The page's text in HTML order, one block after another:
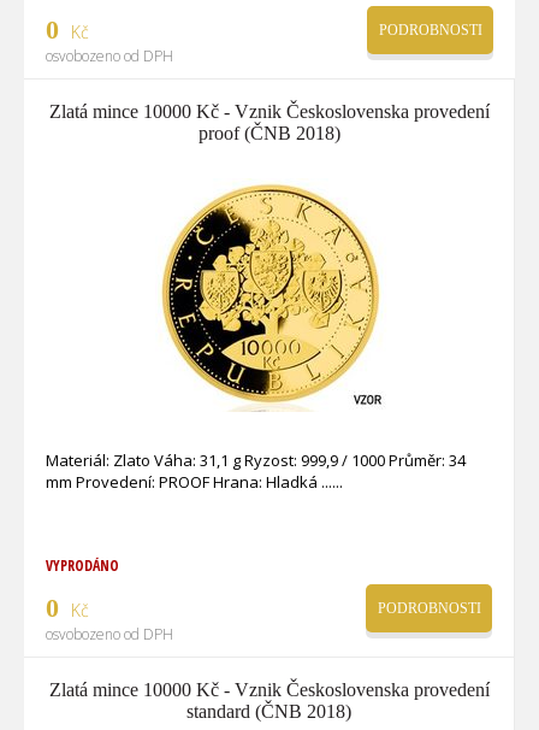
0 Kč
osvobozeno od DPH
PODROBNOSTI
Zlatá mince 10000 Kč - Vznik Československa provedení
proof (ČNB 2018)
Materiál: Zlato Váha: 31,1 g Ryzost: 999,9 / 1000 Průměr: 34
mm Provedení: PROOF Hrana: Hladká ...
VYPRODÁNO
0 Kč
osvobozeno od DPH
PODROBNOSTI
Zlatá mince 10000 Kč - Vznik Československa provedení
standard (ČNB 2018)